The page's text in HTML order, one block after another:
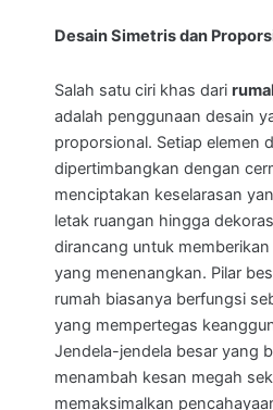
Desain Simetris dan
Salah satu ciri khas dari
adalah penggunaan desain
proporsional. Setiap elemen
dipertimbangkan dengan
menciptakan keselarasan
letak ruangan hingga
dirancang untuk
yang menenangkan. Pilar
rumah biasanya berfungsi
yang mempertegas
Jendela-jendela besar yang
menambah kesan megah
memaksimalkan